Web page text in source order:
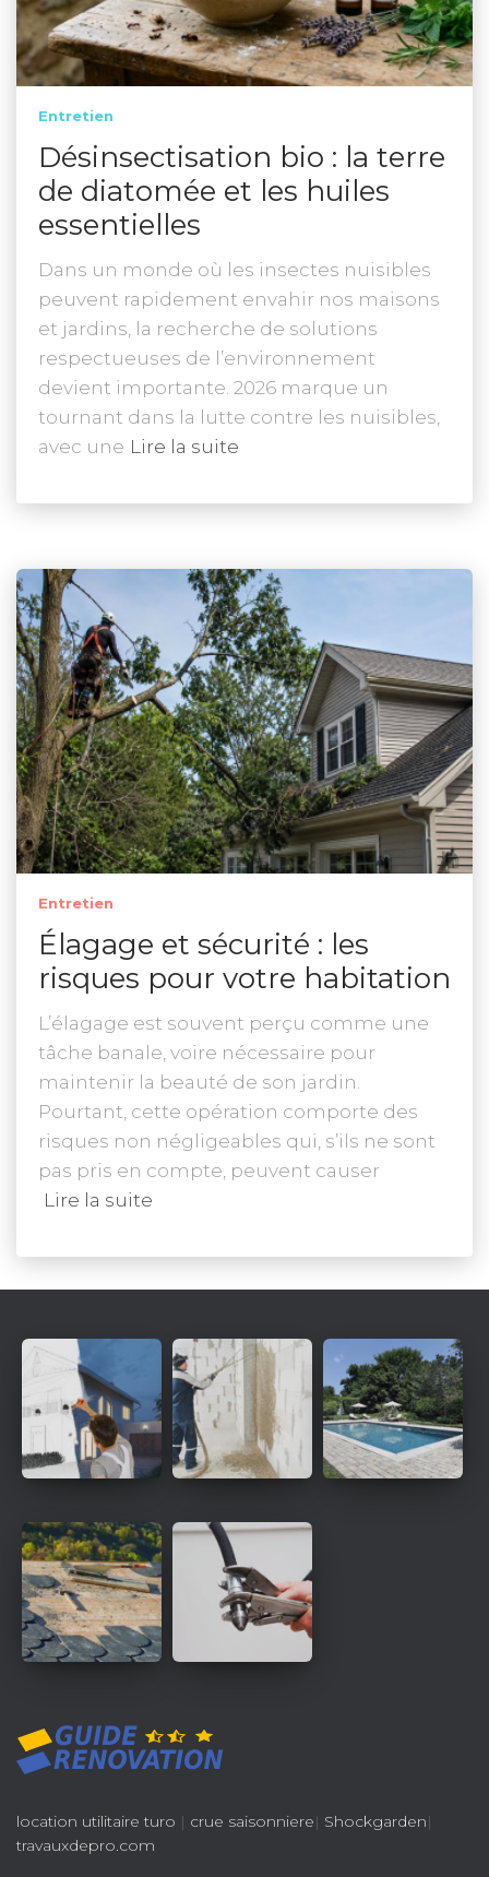
Entretien
Désinsectisation bio : la terre
de diatomée et les huiles
essentielles
Dans un monde où les insectes nuisibles
peuvent rapidement envahir nos maisons
et jardins, la recherche de solutions
respectueuses de l’environnement
devient importante. 2026 marque un
tournant dans la lutte contre les nuisibles,
avec une Lire la suite
Entretien
Élagage et sécurité : les
risques pour votre habitation
L’élagage est souvent perçu comme une
tâche banale, voire nécessaire pour
maintenir la beauté de son jardin.
Pourtant, cette opération comporte des
risques non négligeables qui, s’ils ne sont
pas pris en compte, peuvent causer
Lire la suite
location utilitaire turo | crue saisonniere| Shockgarden|
travauxdepro.com